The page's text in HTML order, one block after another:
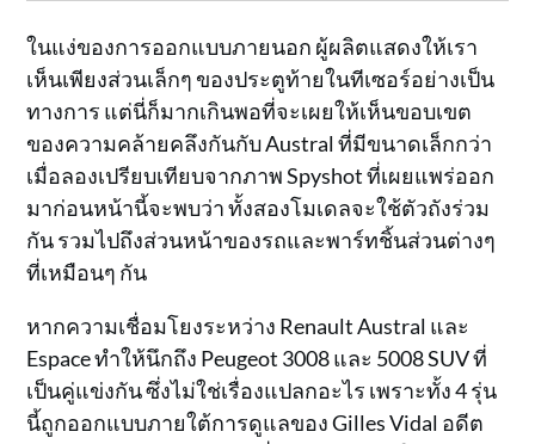
ในแง่ของการออกแบบภายนอก ผู้ผลิตแสดงให้เรา
เห็นเพียงส่วนเล็กๆ ของประตูท้ายในทีเซอร์อย่างเป็น
ทางการ แต่นี่ก็มากเกินพอที่จะเผยให้เห็นขอบเขต
ของความคล้ายคลึงกันกับ Austral ที่มีขนาดเล็กกว่า
เมื่อลองเปรียบเทียบจากภาพ Spyshot ที่เผยแพร่ออก
มาก่อนหน้านี้จะพบว่า ทั้งสองโมเดลจะใช้ตัวถังร่วม
กัน รวมไปถึงส่วนหน้าของรถและพาร์ทชิ้นส่วนต่างๆ
ที่เหมือนๆ กัน
หากความเชื่อมโยงระหว่าง Renault Austral และ
Espace ทำให้นึกถึง Peugeot 3008 และ 5008 SUV ที่
เป็นคู่แข่งกัน ซึ่งไม่ใช่เรื่องแปลกอะไร เพราะทั้ง 4 รุ่น
นี้ถูกออกแบบภายใต้การดูแลของ Gilles Vidal อดีต